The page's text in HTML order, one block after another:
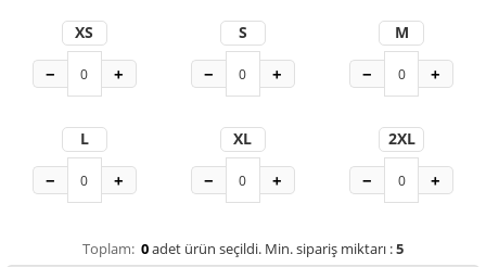
XS
− +
S
− +
M
− +
L
− +
XL
− +
2XL
− +
Toplam: 0adet ürün seçildi. Min. sipariş miktarı :5